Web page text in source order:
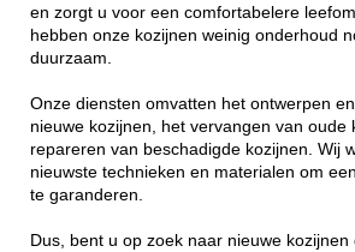
en zorgt u voor een comfortabelere
hebben onze kozijnen weinig onderhoud
duurzaam.
Onze diensten omvatten het ontwerpen
nieuwe kozijnen, het vervangen van oude
repareren van beschadigde kozijnen. Wij
nieuwste technieken en materialen om
te garanderen.
Dus, bent u op zoek naar nieuwe kozijnen